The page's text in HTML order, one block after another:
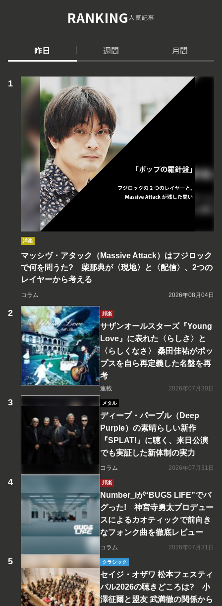
RANKING人気記事
昨日 週間 月間
洋楽
マッシヴ・アタック（Massive Attack）はフジロック
で何を問うた? 柴那典が〈現地〉と〈配信〉、2つの
レイヤーから考える
コラム 2026年08月04日
邦楽
サザンオールスターズ『Young
Love』に表れた〈らしさ〉と
〈らしくなさ〉 桑田佳祐がポッ
プスを自ら再定義した名盤を再
考
連載 2026年07月30日
メタル
ディープ・パープル（Deep
Purple）の素晴らしい新作
『SPLAT!』に聴く、来日公演
でも実証した新体制の実力
コラム 2026年07月31日
邦楽
Number_iが“BUGS LIFE”でバ
グった! 神宮寺勇太プロデュー
スによるカオティックで前向き
なフォンク曲を徹底レビュー
コラム 2026年07月31日
クラシック
セイジ・オザワ 松本フェスティ
バル2026の聴きどころは? 小
澤征爾と盟友 武満徹の関係から